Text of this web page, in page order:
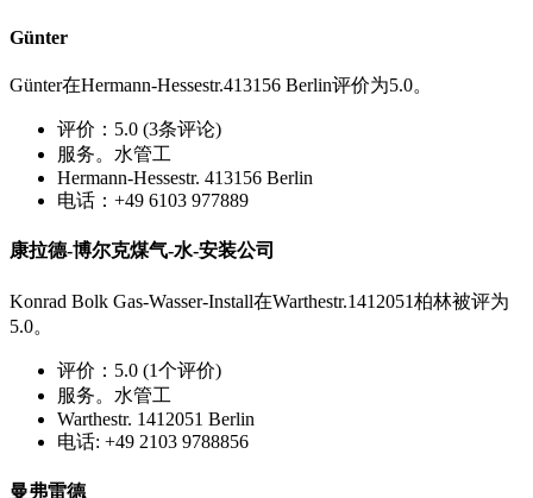
Günter
Günter在Hermann-Hessestr.413156 Berlin评价为5.0。
评价：5.0 (3条评论)
服务。水管工
Hermann-Hessestr. 413156 Berlin
电话：+49 6103 977889
康拉德-博尔克煤气-水-安装公司
Konrad Bolk Gas-Wasser-Install在Warthestr.1412051柏林被评为
5.0。
评价：5.0 (1个评价)
服务。水管工
Warthestr. 1412051 Berlin
电话: +49 2103 9788856
曼弗雷德